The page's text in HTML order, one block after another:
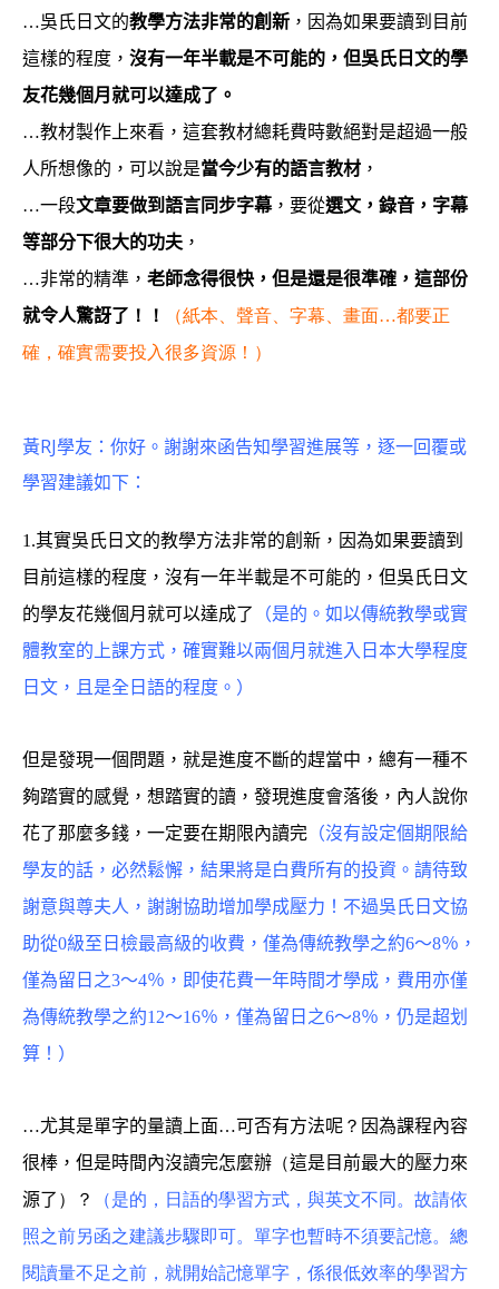
…吳氏日文的教學方法非常的創新 ，因為如果要讀到目前
這樣的程度， 沒有一年半載是不可能的，但吳氏日文的學
友花幾個月就可以達成了。
…教材製作上來看，這套教材總耗費時數絕對是超過一般
人所想像的，可以說是當今少有的語言教材 ，
…一段文章要做到語言同步字幕，要從選文，錄音，字幕
等部分下很大的功夫 ，
…非常的精準， 老師念得很快，但是還是很準確，這部份
就令人驚訝了 ！！
（紙本、聲音、字幕、畫面…都要正
確，確實需要投入很多資源！）
黃RJ學友：你好。謝謝來函告知學習進展等，逐一回覆或
學習建議如下：
1.其實吳氏日文的教學方法非常的創新，因為如果要讀到
目前這樣的程度，沒有一年半載是不可能的，但吳氏日文
的學友花幾個月就可以達成了
（是的。如以傳統教學或實
體教室的上課方式，確實難以兩個月就進入日本大學程度
日文，且是全日語的程度。）
但是發現一個問題，就是進度不斷的趕當中，總有一種不
夠踏實的感覺，想踏實的讀，發現進度會落後，內人說你
花了那麼多錢，一定要在期限內讀完 （沒有設定個期限給
學友的話，必然鬆懈，結果將是白費所有的投資。請待致
謝意與尊夫人，謝謝協助增加學成壓力！不過吳氏日文協
助從0級至日檢最高級的收費，僅為傳統教學之約6～8％，
僅為留日之3～4％，即使花費一年時間才學成，費用亦僅
為傳統教學之約12～16％，僅為留日之6～8％，仍是超划
算！）
…尤其是單字的量讀上面…可否有方法呢 ？ 因為課程內容
很棒，但是時間內沒讀完怎麼辦 （這是目前最大的壓力來
源了 ）？ （是的，日語的學習方式，與英文不同。故請依
照之前另函之建議步驟即可。單字也暫時不須要記憶。總
閱讀量不足之前，就開始記憶單字，係很低效率的學習方